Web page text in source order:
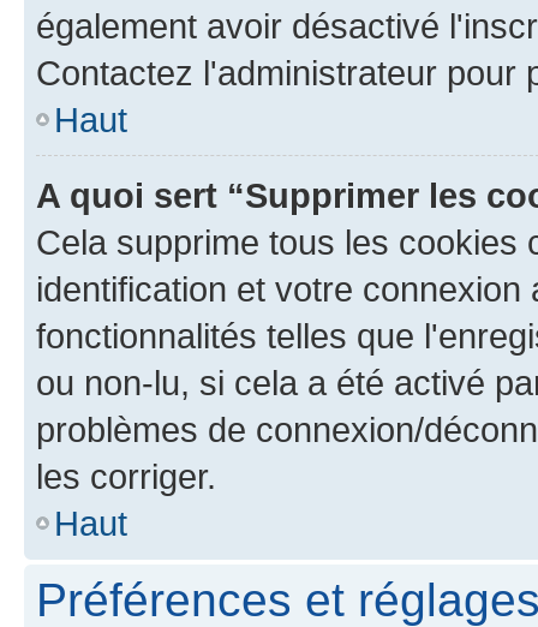
également avoir désactivé
Contactez l'administrateur pour
Haut
A quoi sert “Supprimer les
Cela supprime tous les cookies
identification et votre
fonctionnalités telles que
ou non-lu, si cela a été activé
problèmes de connexion/
les corriger.
Haut
Préférences et